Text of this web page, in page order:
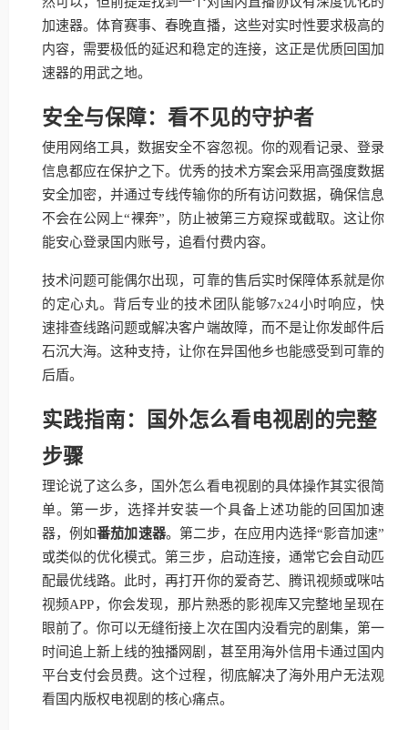
加速器。体育赛事、春晚直播，这些对实时性要求极高的
内容，需要极低的延迟和稳定的连接，这正是优质回国加
速器的用武之地。
安全与保障：看不见的守护者
使用网络工具，数据安全不容忽视。你的观看记录、登录
信息都应在保护之下。优秀的技术方案会采用高强度数据
安全加密，并通过专线传输你的所有访问数据，确保信息
不会在公网上“裸奔”，防止被第三方窥探或截取。这让你
能安心登录国内账号，追看付费内容。
技术问题可能偶尔出现，可靠的售后实时保障体系就是你
的定心丸。背后专业的技术团队能够7x24小时响应，快
速排查线路问题或解决客户端故障，而不是让你发邮件后
石沉大海。这种支持，让你在异国他乡也能感受到可靠的
后盾。
实践指南：国外怎么看电视剧的完整
步骤
理论说了这么多，国外怎么看电视剧的具体操作其实很简
单。第一步，选择并安装一个具备上述功能的回国加速
器，例如番茄加速器。第二步，在应用内选择“影音加速”
或类似的优化模式。第三步，启动连接，通常它会自动匹
配最优线路。此时，再打开你的爱奇艺、腾讯视频或咪咕
视频APP，你会发现，那片熟悉的影视库又完整地呈现在
眼前了。你可以无缝衔接上次在国内没看完的剧集，第一
时间追上新上线的独播网剧，甚至用海外信用卡通过国内
平台支付会员费。这个过程，彻底解决了海外用户无法观
看国内版权电视剧的核心痛点。